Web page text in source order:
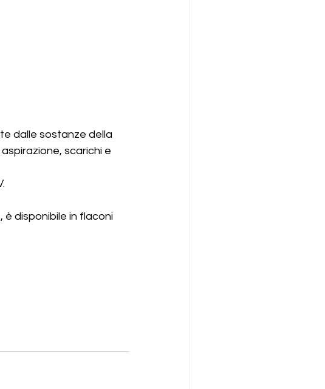
dalle sostanze della
scarichi e
disponibile in flaconi